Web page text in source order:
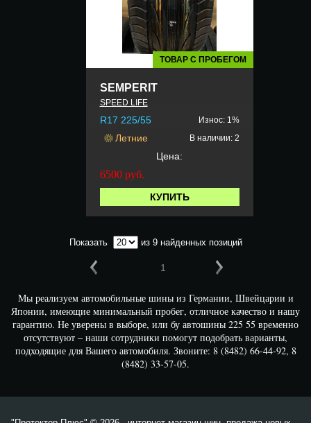
ТОВАР С ПРОБЕГОМ
SEMPERIT
SPEED LIFE
R17 225/55 Износ: 1%
Летние В наличии: 2
Цена:
6500 руб.
КУПИТЬ
Показать из 9 найденных позиций
1
Мы реализуем автомобильные шины из Германии, Швейцарии и
Японии, имеющие минимальный пробег, отличное качество и нашу
гарантию. Не уверены в выборе, или бу автошины 225 55 временно
отсутствуют – наши сотрудники помогут подобрать варианты,
подходящие для Вашего автомобиля. Звоните: 8 (8482) 66-44-92, 8
(8482) 33-57-05.